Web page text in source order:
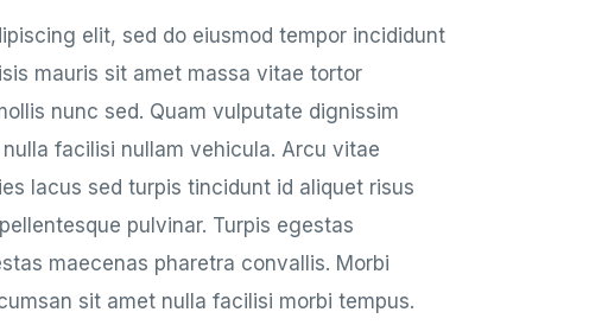
elit, sed do eiusmod tempor incididunt
mauris sit amet massa vitae tortor
nunc sed. Quam vulputate dignissim
facilisi nullam vehicula. Arcu vitae
lacus sed turpis tincidunt id aliquet risus
pulvinar. Turpis egestas
maecenas pharetra convallis. Morbi
sit amet nulla facilisi morbi tempus.